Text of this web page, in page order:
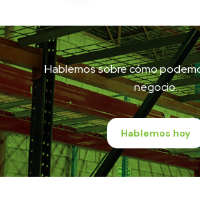
Hablemos sobre cómo
negocio.
Hablemos hoy